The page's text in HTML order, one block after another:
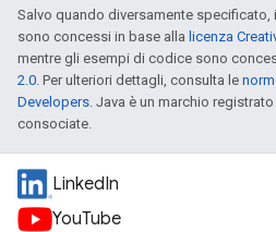
Salvo quando diversamente
sono concessi in base alla licenza
mentre gli esempi di codice sono
2.0. Per ulteriori dettagli, consulta le
Developers. Java è un marchio
consociate.
LinkedIn
YouTube